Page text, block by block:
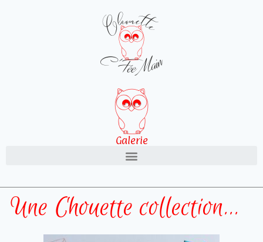
Galerie
Une Chouette collection...